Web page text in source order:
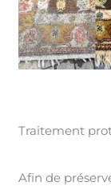
Traitement
Afin de